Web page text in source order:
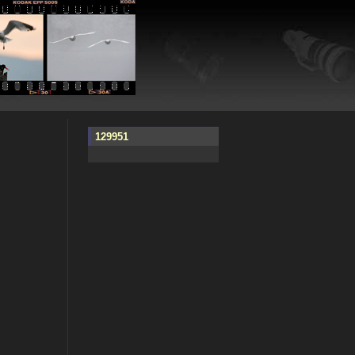
129951